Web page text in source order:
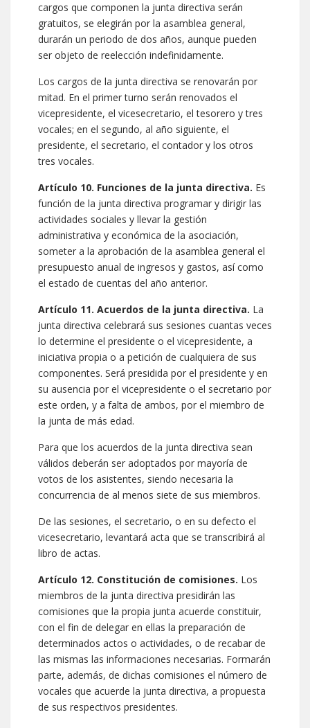
cargos que componen la junta directiva serán
gratuitos, se elegirán por la asamblea general,
durarán un periodo de dos años, aunque pueden
ser objeto de reelección indefinidamente.
Los cargos de la junta directiva se renovarán por
mitad. En el primer turno serán renovados el
vicepresidente, el vicesecretario, el tesorero y tres
vocales; en el segundo, al año siguiente, el
presidente, el secretario, el contador y los otros
tres vocales.
Artículo 10. Funciones de la junta directiva. Es
función de la junta directiva programar y dirigir las
actividades sociales y llevar la gestión
administrativa y económica de la asociación,
someter a la aprobación de la asamblea general el
presupuesto anual de ingresos y gastos, así como
el estado de cuentas del año anterior.
Artículo 11. Acuerdos de la junta directiva. La
junta directiva celebrará sus sesiones cuantas veces
lo determine el presidente o el vicepresidente, a
iniciativa propia o a petición de cualquiera de sus
componentes. Será presidida por el presidente y en
su ausencia por el vicepresidente o el secretario por
este orden, y a falta de ambos, por el miembro de
la junta de más edad.
Para que los acuerdos de la junta directiva sean
válidos deberán ser adoptados por mayoría de
votos de los asistentes, siendo necesaria la
concurrencia de al menos siete de sus miembros.
De las sesiones, el secretario, o en su defecto el
vicesecretario, levantará acta que se transcribirá al
libro de actas.
Artículo 12. Constitución de comisiones. Los
miembros de la junta directiva presidirán las
comisiones que la propia junta acuerde constituir,
con el fin de delegar en ellas la preparación de
determinados actos o actividades, o de recabar de
las mismas las informaciones necesarias. Formarán
parte, además, de dichas comisiones el número de
vocales que acuerde la junta directiva, a propuesta
de sus respectivos presidentes.